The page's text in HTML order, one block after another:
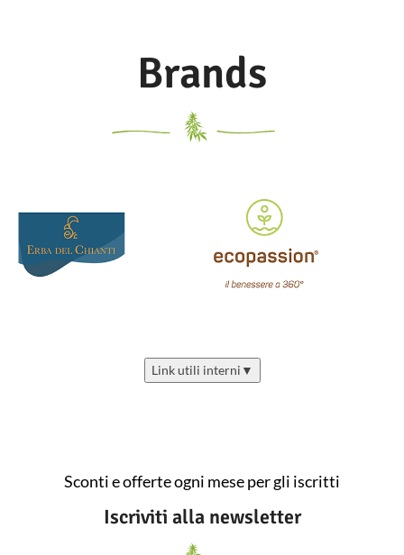
Brands
Link utili interni ▼
Sconti e offerte ogni mese per gli iscritti
Iscriviti alla newsletter